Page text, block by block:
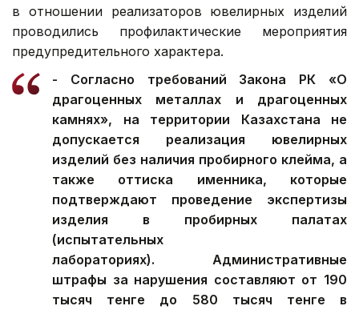
в отношении реализаторов ювелирных изделий
проводились профилактические мероприятия
предупредительного характера.
- Согласно требований Закона РК «О
драгоценных металлах и драгоценных
камнях», на территории Казахстана не
допускается реализация ювелирных
изделий без наличия пробирного клейма, а
также оттиска именника, которые
подтверждают проведение экспертизы
изделия в пробирных палатах
(испытательных
лабораториях). Административные
штрафы за нарушения составляют от 190
тысяч тенге до 580 тысяч тенге в